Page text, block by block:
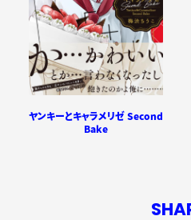
ヤンキーとキャラメリゼ Second
Bake